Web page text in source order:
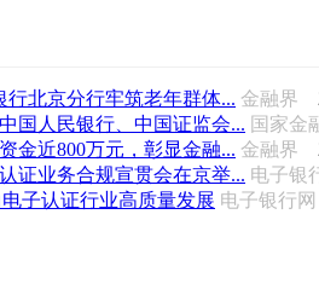
北京分行牢筑老年群体... 金融界
国人民银行、中国证监会... 国家金
金近800万元，彰显金融... 金融界
证业务合规宣贯会在京举... 电子银
子认证行业高质量发展 电子银行